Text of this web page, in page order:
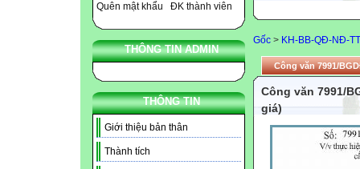
Quên mật khẩu ĐK thành viên
THÔNG TIN ADMIN
THÔNG TIN
Giới thiệu bản thân
Thành tích
Gốc > KH-BB-QĐ-NĐ-
Công văn 7991/
Công văn 7991/
giá)